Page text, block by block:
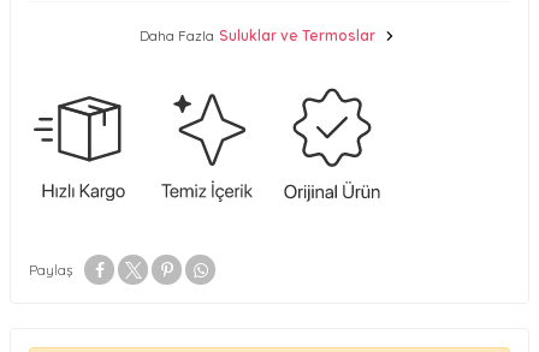
Daha Fazla Suluklar ve Termoslar
Paylaş